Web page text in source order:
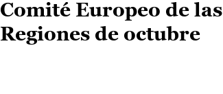
Comité Europeo de las
Regiones de octubre